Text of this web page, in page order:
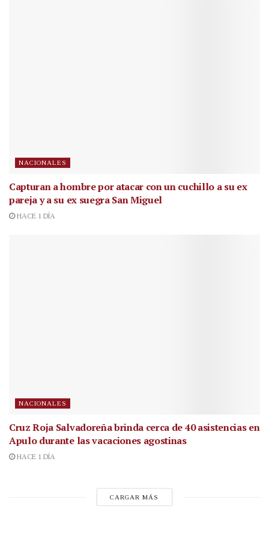
NACIONALES
Capturan a hombre por atacar con un cuchillo a su ex
pareja y a su ex suegra San Miguel
HACE 1 DÍA
NACIONALES
Cruz Roja Salvadoreña brinda cerca de 40 asistencias en
Apulo durante las vacaciones agostinas
HACE 1 DÍA
CARGAR MÁS